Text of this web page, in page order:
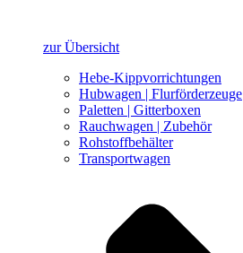
zur Übersicht
Hebe-Kippvorrichtungen
Hubwagen | Flurförderzeuge
Paletten | Gitterboxen
Rauchwagen | Zubehör
Rohstoffbehälter
Transportwagen